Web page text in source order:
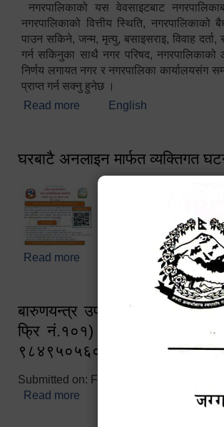
नगरपालिकाको यस वेवसाइटबाट
नगरपालिकाको वित्तीय स्थिति, नगरपालिकाको
पाउन सकिने, जन्म, मृत्यु, बसाइसराइ, विवाह
गर्न सकिनुका साथै नगर परिषद,
निर्णय लगायत नगर र नगरपालिका कार्यालयसंग
प्राप्त गर्न सक्नु हुनेछ ।
Read more about स्वागतम!!!
English
घरबाटै अनलाइन मार्फत व्यक्तिगत
Read more about घरबाटै अनलाइन मार्फत
बारुणयन्त्र उपशाखा इन्चार्जको
फ्रि नं.१०१) फोन नं. ०५७-
९८४९५०५६००
Submitted on: Fri, 02/25/2022 - 10:50
Read more about बारुणयन्त्र उपशाखा
नं.१०१) फोन नं. ०५७-५२०६७७